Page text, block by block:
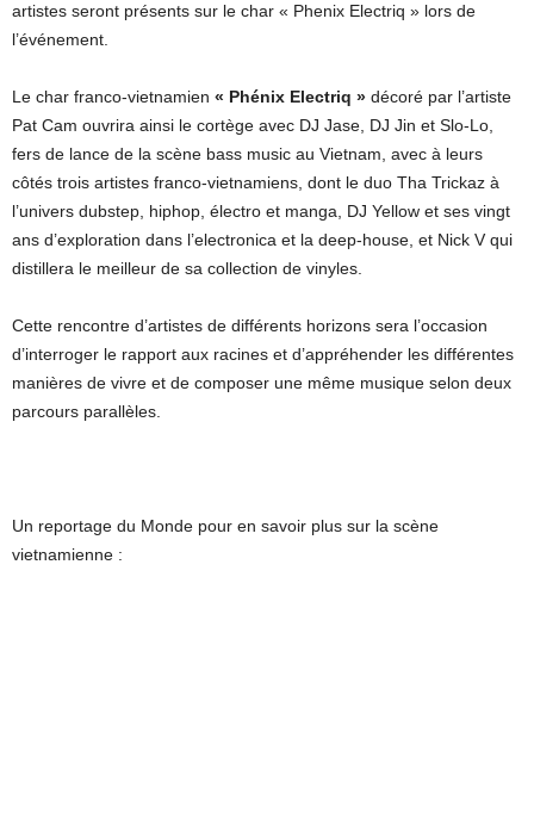
artistes seront présents sur le char « Phenix Electriq » lors de
l’événement.
Le char franco-vietnamien « Phénix Electriq » décoré par l’artiste
Pat Cam ouvrira ainsi le cortège avec DJ Jase, DJ Jin et Slo-Lo,
fers de lance de la scène bass music au Vietnam, avec à leurs
côtés trois artistes franco-vietnamiens, dont le duo Tha Trickaz à
l’univers dubstep, hiphop, électro et manga, DJ Yellow et ses vingt
ans d’exploration dans l’electronica et la deep-house, et Nick V qui
distillera le meilleur de sa collection de vinyles.
Cette rencontre d’artistes de différents horizons sera l’occasion
d’interroger le rapport aux racines et d’appréhender les différentes
manières de vivre et de composer une même musique selon deux
parcours parallèles.
Un reportage du Monde pour en savoir plus sur la scène
vietnamienne :